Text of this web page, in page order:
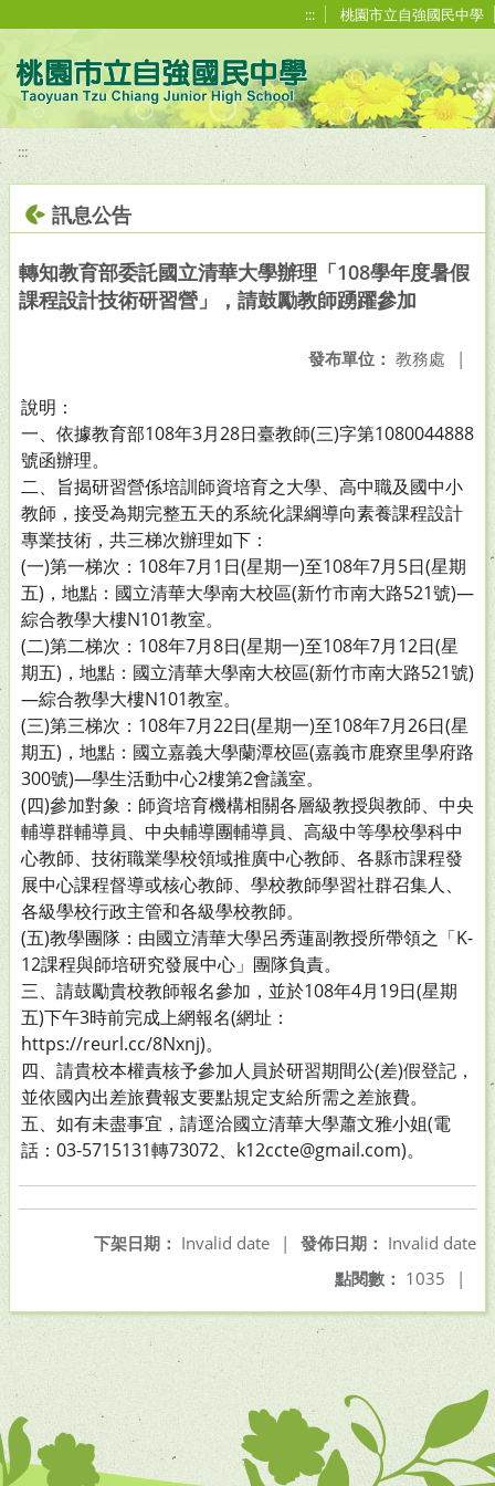
::: 桃園市立自強國民中學
:::
訊息公告
轉知教育部委託國立清華大學辦理「108學年度暑假
課程設計技術研習營」，請鼓勵教師踴躍參加
發布單位： 教務處 |
說明：
一、依據教育部108年3月28日臺教師(三)字第1080044888
號函辦理。
二、旨揭研習營係培訓師資培育之大學、高中職及國中小
教師，接受為期完整五天的系統化課綱導向素養課程設計
專業技術，共三梯次辦理如下：
(一)第一梯次：108年7月1日(星期一)至108年7月5日(星期
五)，地點：國立清華大學南大校區(新竹市南大路521號)—
綜合教學大樓N101教室。
(二)第二梯次：108年7月8日(星期一)至108年7月12日(星
期五)，地點：國立清華大學南大校區(新竹市南大路521號)
—綜合教學大樓N101教室。
(三)第三梯次：108年7月22日(星期一)至108年7月26日(星
期五)，地點：國立嘉義大學蘭潭校區(嘉義市鹿寮里學府路
300號)—學生活動中心2樓第2會議室。
(四)參加對象：師資培育機構相關各層級教授與教師、中央
輔導群輔導員、中央輔導團輔導員、高級中等學校學科中
心教師、技術職業學校領域推廣中心教師、各縣市課程發
展中心課程督導或核心教師、學校教師學習社群召集人、
各級學校行政主管和各級學校教師。
(五)教學團隊：由國立清華大學呂秀蓮副教授所帶領之「K-
12課程與師培研究發展中心」團隊負責。
三、請鼓勵貴校教師報名參加，並於108年4月19日(星期
五)下午3時前完成上網報名(網址：
https://reurl.cc/8Nxnj)。
四、請貴校本權責核予參加人員於研習期間公(差)假登記，
並依國內出差旅費報支要點規定支給所需之差旅費。
五、如有未盡事宜，請逕洽國立清華大學蕭文雅小姐(電
話：03-5715131轉73072、k12ccte@gmail.com)。
發佈日期： Invalid date
下架日期： Invalid date
|
點閱數： 1035 |